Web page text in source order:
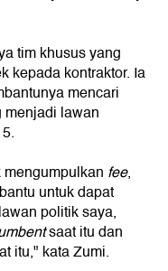
tim khusus yang
kepada kontraktor. Ia
mencari
menjadi lawan
fee,
untuk dapat
politik saya,
saat itu dan
itu," kata Zumi.